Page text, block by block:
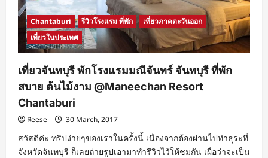
Chantaburi รีวิวโรงแรม ที่พัก
เที่ยวภาคตะวันออก
เที่ยวในประเทศ
เที่ยวจันทบุรี พักโรงแรมมณีจันทร์ จันทบุรี ที่พัก
สบาย ต้นไม้งาม @Maneechan Resort
Chantaburi
Reese 30 March, 2017
สวัสดีค่ะ ทริปง่ายๆของเราในครั้งนี้ เนื่องจากต้องผ่านไปทำธุระที่
จังหวัดจันทบุรี ก็เลยถ่ายรูปเอามาทำรีวิวไว้ให้ชมกัน เผื่อว่าจะเป็น